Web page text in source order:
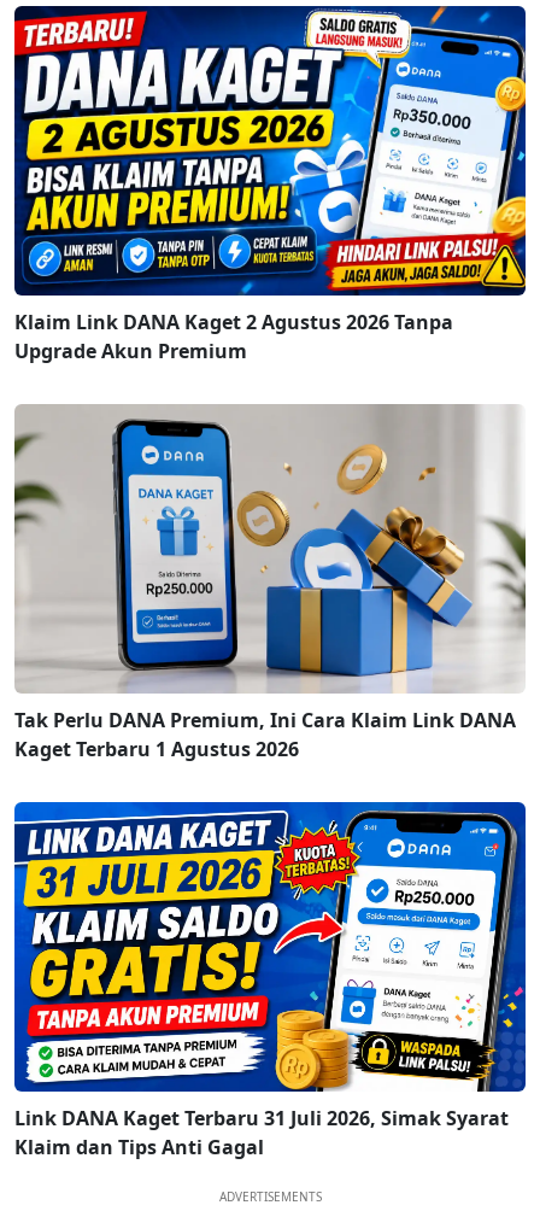
Klaim Link DANA Kaget 2 Agustus 2026 Tanpa
Upgrade Akun Premium
Tak Perlu DANA Premium, Ini Cara Klaim Link DANA
Kaget Terbaru 1 Agustus 2026
Link DANA Kaget Terbaru 31 Juli 2026, Simak Syarat
Klaim dan Tips Anti Gagal
ADVERTISEMENTS